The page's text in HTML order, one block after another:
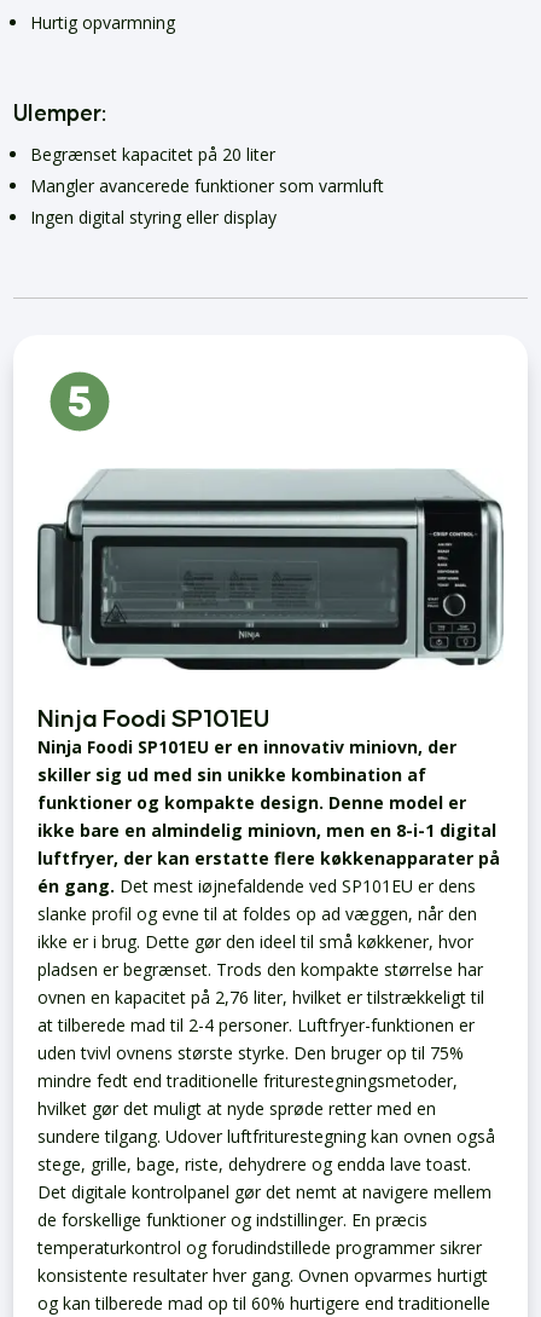
Hurtig opvarmning
Ulemper:
Begrænset kapacitet på 20 liter
Mangler avancerede funktioner som varmluft
Ingen digital styring eller display
Ninja Foodi SP101EU
Ninja Foodi SP101EU er en innovativ miniovn, der
skiller sig ud med sin unikke kombination af
funktioner og kompakte design. Denne model er
ikke bare en almindelig miniovn, men en 8-i-1 digital
luftfryer, der kan erstatte flere køkkenapparater på
én gang. Det mest iøjnefaldende ved SP101EU er dens
slanke profil og evne til at foldes op ad væggen, når den
ikke er i brug. Dette gør den ideel til små køkkener, hvor
pladsen er begrænset. Trods den kompakte størrelse har
ovnen en kapacitet på 2,76 liter, hvilket er tilstrækkeligt til
at tilberede mad til 2-4 personer. Luftfryer-funktionen er
uden tvivl ovnens største styrke. Den bruger op til 75%
mindre fedt end traditionelle friturestegningsmetoder,
hvilket gør det muligt at nyde sprøde retter med en
sundere tilgang. Udover luftfriturestegning kan ovnen også
stege, grille, bage, riste, dehydrere og endda lave toast.
Det digitale kontrolpanel gør det nemt at navigere mellem
de forskellige funktioner og indstillinger. En præcis
temperaturkontrol og forudindstillede programmer sikrer
konsistente resultater hver gang. Ovnen opvarmes hurtigt
og kan tilberede mad op til 60% hurtigere end traditionelle